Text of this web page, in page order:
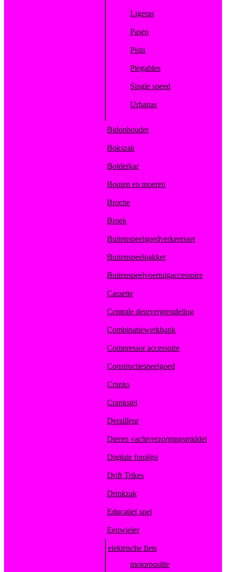
Ligeras
Paseo
Pista
Plegables
Single speed
Urbanas
Bidonhouder
Bokszak
Bolderkar
Bouten en moeren
Broche
Broek
Buitenspeelgoedverkeersset
Buitenspeelpakket
Buitenspeelvoertuigaccessoire
Cassette
Centrale deurvergrendeling
Combinatiewerkbank
Compressor accessoire
Constructiespeelgoed
Cranks
Crankstel
Derailleur
Dieren vachtverzorgingsmiddel
Digitale fotolijst
Drift Trikes
Drinkzak
Educatief spel
Eenwieler
elektrische fiets
motorpositie